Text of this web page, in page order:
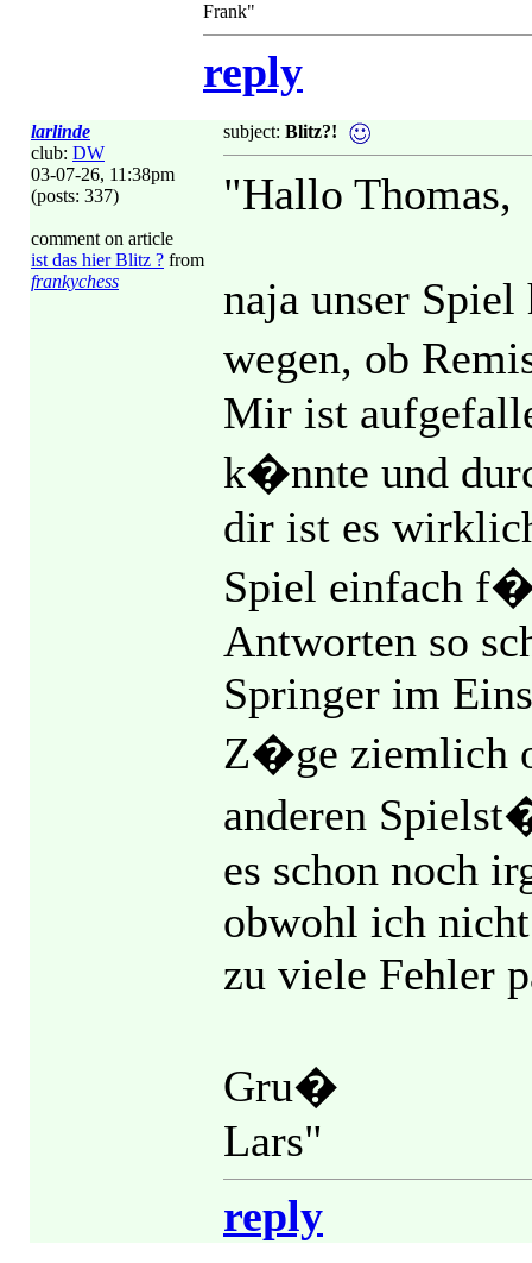
Frank"
reply
larlinde
club: DW
03-07-26, 11:38pm
(posts: 337)
comment on article
ist das hier Blitz ? from
frankychess
subject: Blitz?!
"Hallo Thomas,
naja unser
wegen, ob
Mir ist
k�nnte und
dir ist es
Spiel einfach
Antworten so
Springer im
Z�ge ziemlich
anderen
es schon noch
obwohl ich
zu viele Fehler
Gru�
Lars"
reply